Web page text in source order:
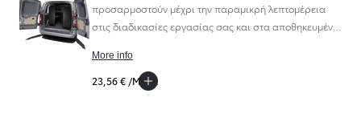
προσαρμοστούν μέχρι την παραμικρή λεπτομέρεια
στις διαδικασίες εργασίας σας και στα αποθηκευμένα
του περιορισμένου χώρου του οχήματος. Ο έξυπνος
συνδυασμός υλικών από αλουμίνιο, χάλυβα και
More info
23,56 € /Μήνα